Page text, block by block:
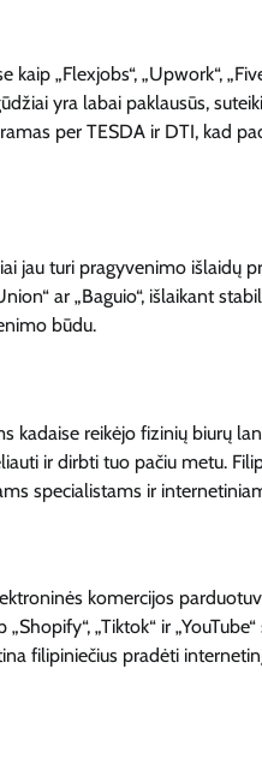
„Flexjobs“, „Upwork“,
yra labai paklausūs,
per TESDA ir DTI, kad
jau turi pragyvenimo išlaidų
ar „Baguio“, išlaikant
būdu.
kadaise reikėjo fizinių biurų
ir dirbti tuo pačiu metu.
specialistams ir
komercijos
„Tiktok“ ir
filipiniečius pradėti